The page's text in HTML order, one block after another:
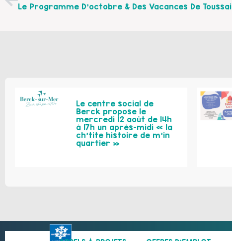
Le centre social de
Berck propose le
mercredi 12 août de 14h
à 17h un après-midi « la
ch’tite histoire de m’in
quartier »